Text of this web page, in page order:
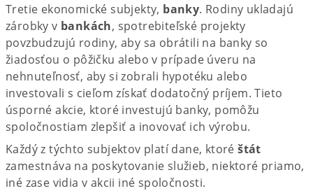
Tretie ekonomické subjekty, banky. Rodiny ukladajú
zárobky v bankách, spotrebiteľské projekty
povzbudzujú rodiny, aby sa obrátili na banky so
žiadosťou o pôžičku alebo v prípade úveru na
nehnuteľnosť, aby si zobrali hypotéku alebo
investovali s cieľom získať dodatočný príjem. Tieto
úsporné akcie, ktoré investujú banky, pomôžu
spoločnostiam zlepšiť a inovovať ich výrobu.
Každý z týchto subjektov platí dane, ktoréštát
zamestnáva na poskytovanie služieb, niektoré priamo,
iné zase vidia v akcii iné spoločnosti.